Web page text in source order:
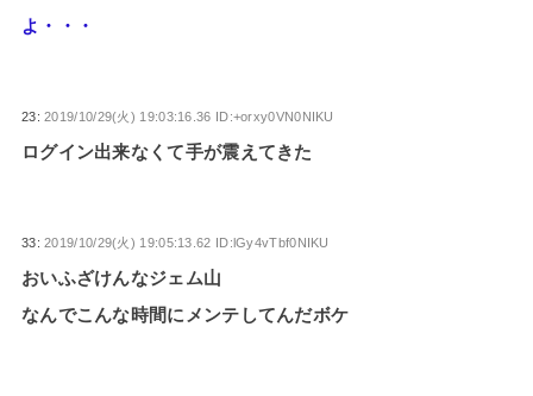
よ・・・
23:2019/10/29(火) 19:03:16.36 ID:+orxy0VN0NIKU
ログイン出来なくて手が震えてきた
33:2019/10/29(火) 19:05:13.62 ID:lGy4vTbf0NIKU
おいふざけんなジェム山
なんでこんな時間にメンテしてんだボケ